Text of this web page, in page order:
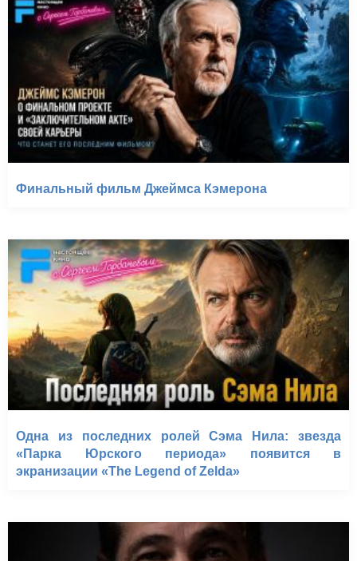
Финальный фильм Джеймса Кэмерона
Одна из последних ролей Сэма Нила: звезда
«Парка Юрского периода» появится в
экранизации «The Legend of Zelda»